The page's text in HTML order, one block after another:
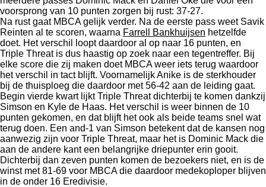
voorsprong van 10 punten zorgen bij rust: 37-27.
Na rust gaat MBCA gelijk verder. Na de eerste pass weet Savik
Reinten al te scoren, waarna Farrell Bankhuijsen hetzelfde
doet. Het verschil loopt daardoor al op naar 16 punten, en
Triple Threat is dus haastig op zoek naar een tegentreffer. Bij
elke score die zij maken doet MBCA weer iets terug waardoor
het verschil in tact blijft. Voornamelijk Anike is de sterkhouder
bij de thuisploeg die daardoor met 56-42 aan de leiding gaat.
Begin vierde kwart lijkt Triple Threat dichterbij te komen dankzij
Simson en Kyle de Haas. Het verschil is weer binnen de 10
punten gekomen, en dat blijft het ook als beide teams snel wat
terug doen. Een and-1 van Simson betekent dat de kansen nog
aanwezig zijn voor Triple Threat, maar het is Dominic Mack die
aan de andere kant een belangrijke driepunter erin gooit.
Dichterbij dan zeven punten komen de bezoekers niet, en is de
winst met 81-69 voor MBCA die daardoor medekoploper blijven
in de onder 16 Eredivisie.